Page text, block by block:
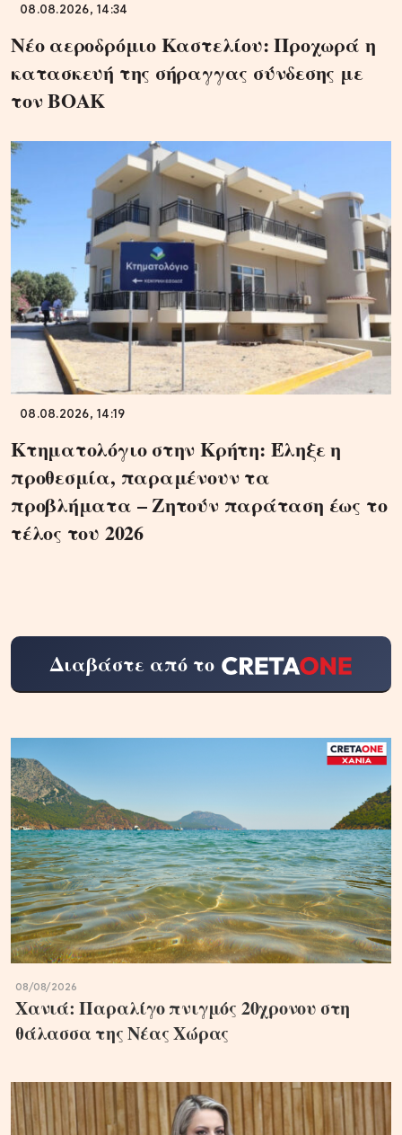
08.08.2026, 14:34
Νέο αεροδρόμιο Καστελίου: Προχωρά η
κατασκευή της σήραγγας σύνδεσης με
τον ΒΟΑΚ
08.08.2026, 14:19
Κτηματολόγιο στην Κρήτη: Έληξε η
προθεσμία, παραμένουν τα
προβλήματα – Ζητούν παράταση έως το
τέλος του 2026
Διαβάστε από το
08/08/2026
Χανιά: Παραλίγο πνιγμός 20χρονου στη
θάλασσα της Νέας Χώρας